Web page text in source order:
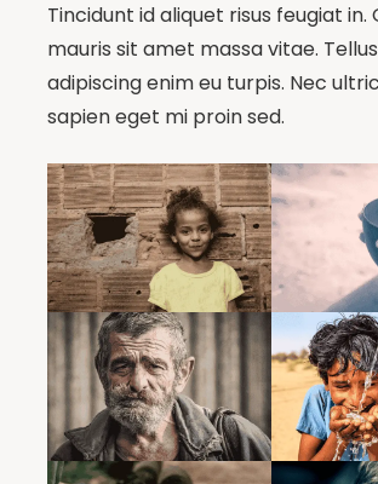
Tincidunt id aliquet risus feugiat in.
mauris sit amet massa vitae.
adipiscing enim eu turpis. Nec
sapien eget mi proin sed.